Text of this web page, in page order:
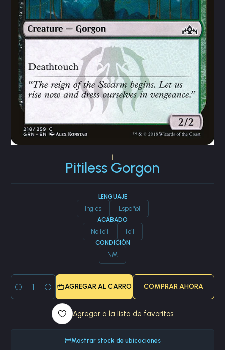
Pitiless Gorgon
LENGUAJE
Inglés Español
ACABADO
No Foil Foil
CONDICIÓN
NM
Cantidad
AGREGAR AL CARRO COMPRAR AHORA
Agregar a la lista de favoritos
Mostrar stock de ubicaciones